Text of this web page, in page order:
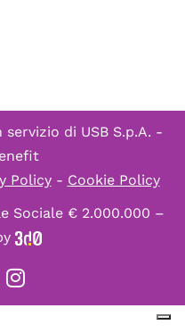
servizio di USB S.p.A. -
Policy- Cookie Policy
Sociale € 2.000.000 –